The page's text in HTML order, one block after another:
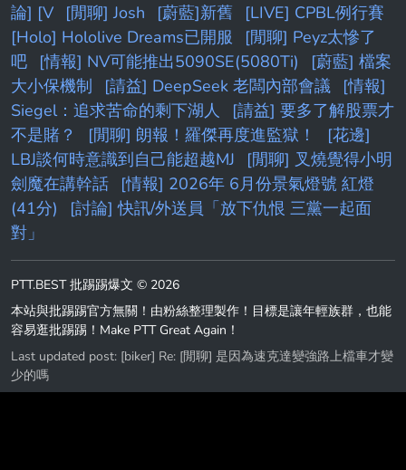
論] [V
[閒聊] Josh [蔚藍]新舊
[LIVE] CPBL例行賽
[Holo] Hololive Dreams已開服
[閒聊] Peyz太慘了
吧
[情報] NV可能推出5090SE(5080Ti)
[蔚藍] 檔案
大小保機制
[請益] DeepSeek 老闆內部會議
[情報]
Siegel：追求苦命的剩下湖人
[請益] 要多了解股票才
不是賭？
[閒聊] 朗報！羅傑再度進監獄！
[花邊]
LBJ談何時意識到自己能超越MJ
[閒聊] 叉燒覺得小明
劍魔在講幹話
[情報] 2026年 6月份景氣燈號 紅燈
(41分)
[討論] 快訊/外送員「放下仇恨 三黨一起面
對」
PTT.BEST 批踢踢爆文 © 2026
本站與批踢踢官方無關！由粉絲整理製作！目標是讓年輕族群，也能
容易逛批踢踢！Make PTT Great Again！
Last updated post: [biker] Re: [閒聊] 是因為速克達變強路上檔車才變
少的嗎